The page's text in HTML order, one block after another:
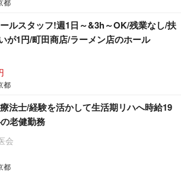
ルスタッフ!週1日～&3h～OK/残業なし/扶
が1円/町田商店/ラーメン店のホール
都
法士/経験を活かして生活期リハへ時給19
老健勤務
会
都